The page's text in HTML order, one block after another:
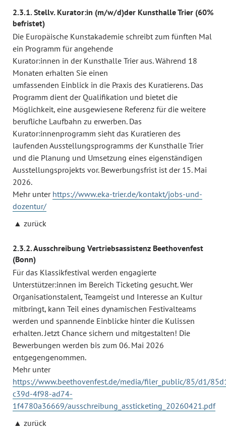
2.3.1. Stellv. Kurator:in (m/w/d)der Kunsthalle Trier (60%
befristet)
Die Europäische Kunstakademie schreibt zum fünften Mal
ein Programm für angehende
Kurator:innen in der Kunsthalle Trier aus. Während 18
Monaten erhalten Sie einen
umfassenden Einblick in die Praxis des Kuratierens. Das
Programm dient der Qualifikation und bietet die
Möglichkeit, eine ausgewiesene Referenz für die weitere
berufliche Laufbahn zu erwerben. Das
Kurator:innenprogramm sieht das Kuratieren des
laufenden Ausstellungsprogramms der Kunsthalle Trier
und die Planung und Umsetzung eines eigenständigen
Ausstellungsprojekts vor. Bewerbungsfrist ist der 15. Mai
2026.
Mehr unter https://www.eka-trier.de/kontakt/jobs-und-
dozentur/
zurück
2.3.2. Ausschreibung Vertriebsassistenz Beethovenfest
(Bonn)
Für das Klassikfestival werden engagierte
Unterstützer:innen im Bereich Ticketing gesucht. Wer
Organisationstalent, Teamgeist und Interesse an Kultur
mitbringt, kann Teil eines dynamischen Festivalteams
werden und spannende Einblicke hinter die Kulissen
erhalten. Jetzt Chance sichern und mitgestalten! Die
Bewerbungen werden bis zum 06. Mai 2026
entgegengenommen.
Mehr unter
https://www.beethovenfest.de/media/filer_public/85/d1/
c39d-4f98-ad74-
1f4780a36669/ausschreibung_assticketing_20260421.pdf
zurück